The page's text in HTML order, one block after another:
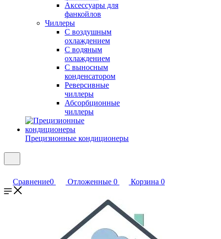
Аксессуары для
фанкойлов
Чиллеры
С воздушным
охлаждением
С водяным
охлаждением
С выносным
конденсатором
Реверсивные
чиллеры
Абсорбционные
чиллеры
Прецизионные кондиционеры
Сравнение0 Отложенные 0 Корзина 0